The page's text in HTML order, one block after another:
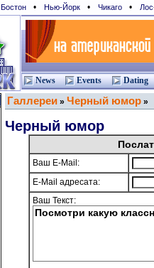
Бостон • Нью-Йорк • Чикаго •
News Events Dating
Галлереи » Черный юмор »
Черный юмор
Ваш E-Mail:
E-Mail адресата:
Ваш Текст: